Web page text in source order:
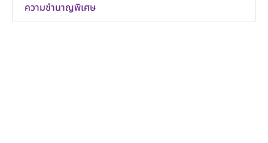
ความชำนาญพิเศษ